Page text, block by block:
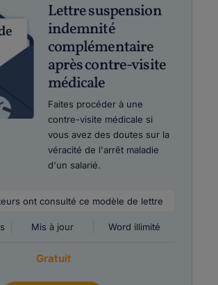
Lettre suspension
indemnité
complémentaire
après contre-visite
médicale
Faites procéder à une
contre-visite médicale si
vous avez des doutes sur la
véracité de l'arrêt maladie
d'un salarié.
ont consulté ce modèle de lettre
Mis à jour Word illimité
Gratuit